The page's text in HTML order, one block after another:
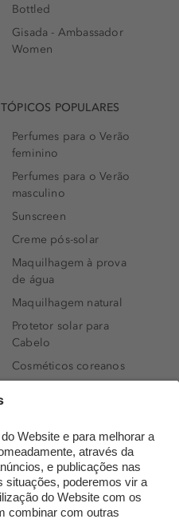
Bottled
Gisada - Ambassador
Women
TÓPICOS POPULARES
Perfumes para o Verão
feminino
Perfumes para o Verão
masculino
Sunscreen
Creme pós-solar
Maquilhagem à prova
de água
Maquilhagem natural
Protetor solar para
Cabelo
Cosméticos coreanos
Perfumes árabes
Novidades
Melhores Perfumes
Femininos
TOP 10: Perfumes